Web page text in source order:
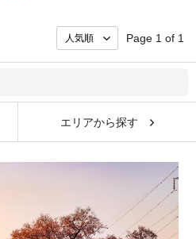
Page 1 of 1
エリアから探す